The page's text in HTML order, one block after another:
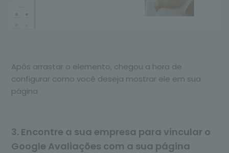
Após arrastar o elemento, chegou a hora de
configurar como você deseja mostrar ele em sua
página
3. Encontre a sua empresa para vincular o
Google Avaliações com a sua página